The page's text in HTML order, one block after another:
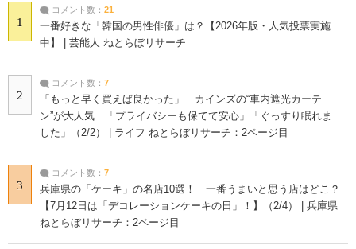
1
コメント数： 21
一番好きな「韓国の男性俳優」は？【2026年版・人気投票実施
中】 | 芸能人 ねとらぼリサーチ
2
コメント数： 7
「もっと早く買えば良かった」 カインズの“車内遮光カーテ
ン”が大人気 「プライバシーも保てて安心」「ぐっすり眠れま
した」（2/2） | ライフ ねとらぼリサーチ：2ページ目
3
コメント数： 7
兵庫県の「ケーキ」の名店10選！ 一番うまいと思う店はどこ？
【7月12日は「デコレーションケーキの日」！】（2/4） | 兵庫県
ねとらぼリサーチ：2ページ目